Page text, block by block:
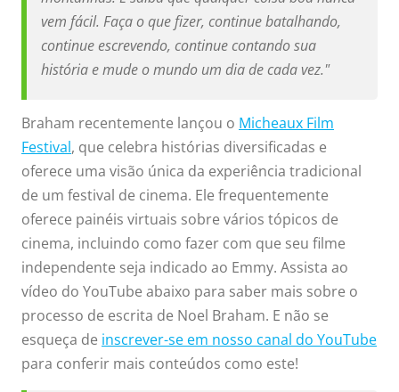
vem fácil. Faça o que fizer, continue batalhando,
continue escrevendo, continue contando sua
história e mude o mundo um dia de cada vez."
Braham recentemente lançou o Micheaux Film
Festival, que celebra histórias diversificadas e
oferece uma visão única da experiência tradicional
de um festival de cinema. Ele frequentemente
oferece painéis virtuais sobre vários tópicos de
cinema, incluindo como fazer com que seu filme
independente seja indicado ao Emmy. Assista ao
vídeo do YouTube abaixo para saber mais sobre o
processo de escrita de Noel Braham. E não se
esqueça de inscrever-se em nosso canal do YouTube
para conferir mais conteúdos como este!